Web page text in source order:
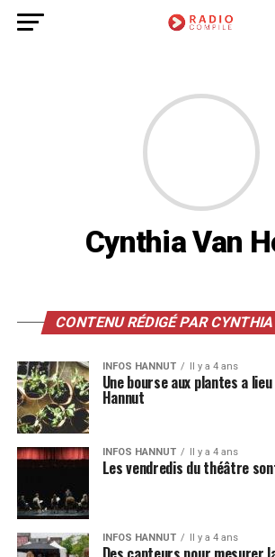
Cynthia Van
CONTENU RÉDIGÉ PAR
INFOS HANNUT Il y a 4 ans
Une bourse aux plantes a
Hannut
INFOS HANNUT Il y a 4 ans
Les vendredis du théâtre
INFOS HANNUT Il y a 4 ans